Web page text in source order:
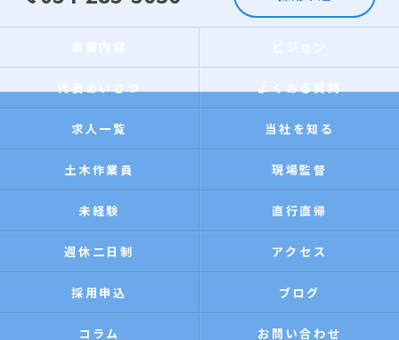
代表あいさつ よくある質問
求人一覧 当社を知る
土木作業員 現場監督
未経験 直行直帰
週休二日制 アクセス
採用申込 ブログ
コラム お問い合わせ